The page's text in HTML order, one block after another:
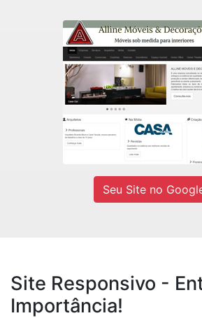
Alline Móveis
Fábrica de móveis sob
Decorações residencial e
Seu Site no
Site Responsivo -
Importância!